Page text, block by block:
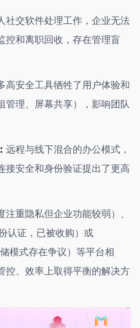
社交软件处理工作，企业无法
控和离职回收，存在管理盲
高安全工具牺牲了用户体验和
管理、屏幕共享），影响团队
远程与线下混合的办公模式，
接安全和身份验证提出了更高
注重隐私但企业功能较弱）、
认证，已被收购）或
模式存在争议）等平台相
控、效率上取得平衡的解决方